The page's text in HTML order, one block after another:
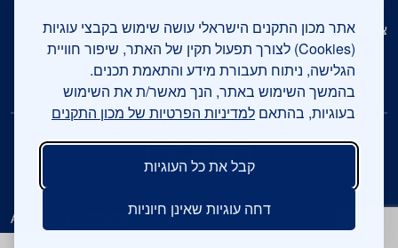
אתר מכון התקנים הישראלי עושה שימוש בקבצי עוגיות
(Cookies) לצורך תפעול תקין של האתר, שיפור חוויית
הגלישה, ניתוח תעבורת מידע והתאמת תכנים.
בהמשך השימוש באתר, הנך מאשר/ת את השימוש
בעוגיות, בהתאם למדיניות הפרטיות של מכון התקנים
קבל את כל העוגיות
דחה עוגיות שאינן חיוניות
צרו קשר מדיניות הגנת הפרטיות
שאלות ותשובות כלליות
עיקבו אחרינו
צרו קשר